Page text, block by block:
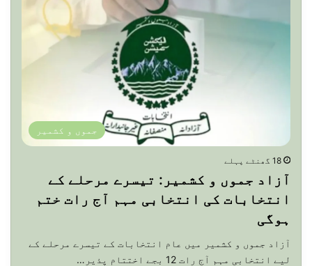
جموں و کشمیر
18 گھنٹے پہلے
آزاد جموں و کشمیر: تیسرے مرحلے کے
انتخابات کی انتخابی مہم آج رات ختم
ہوگی
آزاد جموں و کشمیر میں عام انتخابات کے تیسرے مرحلے کے
لیے انتخابی مہم آج رات 12 بجے اختتام پذیر…